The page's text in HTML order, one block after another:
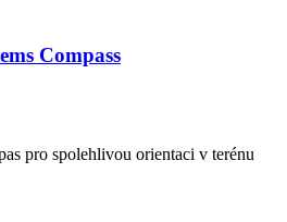
Compass
pro spolehlivou orientaci v terénu